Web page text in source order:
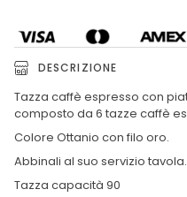
DESCRIZIONE
Tazza caffè espresso con
composto da 6 tazze caffè
Colore Ottanio con filo oro.
Abbinali al suo servizio tavola.
Tazza capacità 90